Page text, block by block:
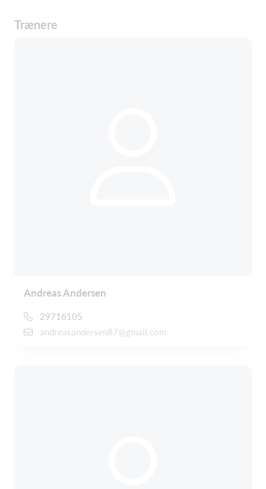
Trænere
Andreas Andersen
29716105
andreasandersen87@gmail.com